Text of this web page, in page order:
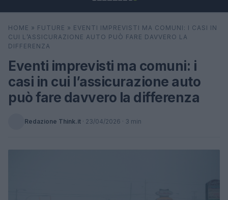
Cerca ⌕ ×
HOME » FUTURE » EVENTI IMPREVISTI MA COMUNI: I CASI IN
CUI L’ASSICURAZIONE AUTO PUÒ FARE DAVVERO LA
DIFFERENZA
Eventi imprevisti ma comuni: i
casi in cui l’assicurazione auto
può fare davvero la differenza
Redazione Think.it · 23/04/2026 · 3 min